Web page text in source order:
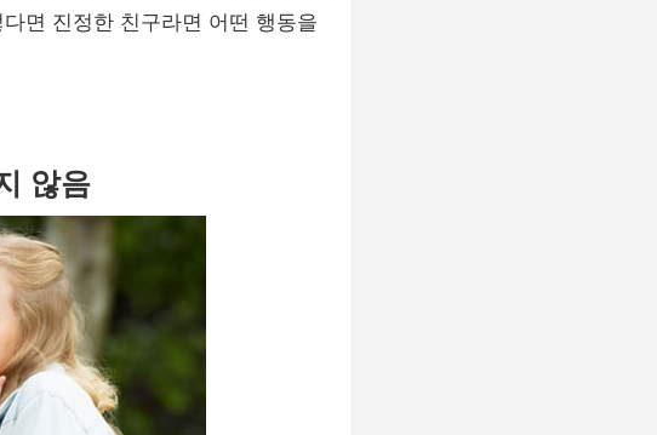
면 진정한 친구라면 어떤 행동을
않음